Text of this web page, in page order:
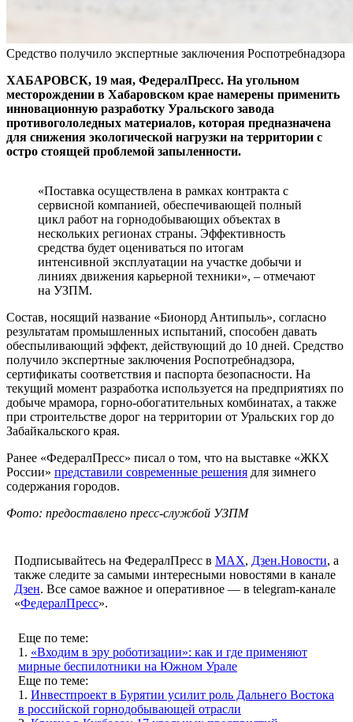
Средство получило экспертные заключения Роспотребнадзора
ХАБАРОВСК, 19 мая, ФедералПресс. На угольном
месторождении в Хабаровском крае намерены применить
инновационную разработку Уральского завода
противогололедных материалов, которая предназначена
для снижения экологической нагрузки на территории с
остро стоящей проблемой запыленности.
«Поставка осуществлена в рамках контракта с
сервисной компанией, обеспечивающей полный
цикл работ на горнодобывающих объектах в
нескольких регионах страны. Эффективность
средства будет оцениваться по итогам
интенсивной эксплуатации на участке добычи и
линиях движения карьерной техники», – отмечают
на УЗПМ.
Состав, носящий название «Бионорд Антипыль», согласно
результатам промышленных испытаний, способен давать
обеспыливающий эффект, действующий до 10 дней. Средство
получило экспертные заключения Роспотребнадзора,
сертификаты соответствия и паспорта безопасности. На
текущий момент разработка используется на предприятиях по
добыче мрамора, горно-обогатительных комбинатах, а также
при строительстве дорог на территории от Уральских гор до
Забайкальского края.
Ранее «ФедералПресс» писал о том, что на выставке «ЖКХ
России» представили современные решения для зимнего
содержания городов.
Фото: предоставлено пресс-службой УЗПМ
Подписывайтесь на ФедералПресс в МАХ, Дзен.Новости, а
также следите за самыми интересными новостями в канале
Дзен. Все самое важное и оперативное — в telegram-канале
«ФедералПресс».
Еще по теме:
1. «Входим в эру роботизации»: как и где применяют
мирные беспилотники на Южном Урале
Еще по теме:
1. Инвестпроект в Бурятии усилит роль Дальнего Востока
в российской горнодобывающей отрасли